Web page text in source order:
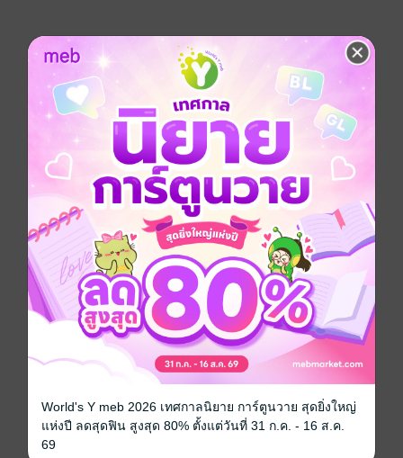
อยากได้ ซื้อเป็นของขวัญ ติดตาม แชร์
พบกับสุดยอดกุลยุทธ์ของมหาเศรษฐีระดับโลก นักธุรกิจชั้น
นำ นักขายขั้นเทพ ที่จะทำให้สินค้าและการบริการขายดี
แบบถล่มทลาย ด้วยการพลิกวิธีคิด วิธีขาย นอกตำรา
ดูหนังสือเรื่องอื่นๆ ของเรา ได้ที่ www.pailinbooknet.com
ประเภทไฟล์ pdf
วันที่วางขาย 11 ตุลาคม 2563
ความยาว 145 หน้า
ราคาปก 140 บาท (ประหยัด 20%)
สนใจเวอร์ชันกระดาษ เชิญทางนี้!
เวอร์ชันกระดาษมีวางขายที่เว็บไซต์สำนัก
World's Y meb 2026 เทศกาลนิยาย การ์ตูนวาย สุดยิ่งใหญ่
แห่งปี ลดสุดฟิน สูงสุด 80% ตั้งแต่วันที่ 31 ก.ค. - 16 ส.ค.
69